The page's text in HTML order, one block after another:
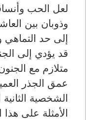
لعل الحب
وذوبان بين
إلى حد التماهي
قد يؤدي إلى
متلازم مع
عمق الجذر
الشخصية
الأمثلة على